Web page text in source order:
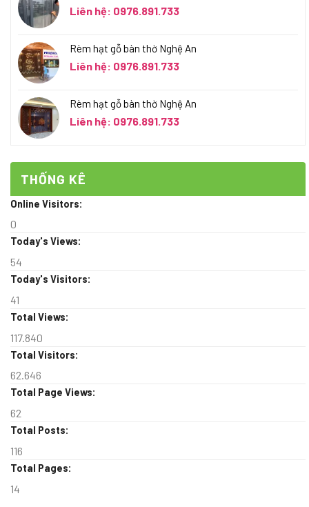
Liên hệ: 0976.891.733
Rèm hạt gỗ bàn thờ Nghệ An
Liên hệ: 0976.891.733
Rèm hạt gỗ bàn thờ Nghệ An
Liên hệ: 0976.891.733
THỐNG KÊ
Online Visitors:
0
Today's Views:
54
Today's Visitors:
41
Total Views:
117.840
Total Visitors:
62.646
Total Page Views:
62
Total Posts:
116
Total Pages:
14